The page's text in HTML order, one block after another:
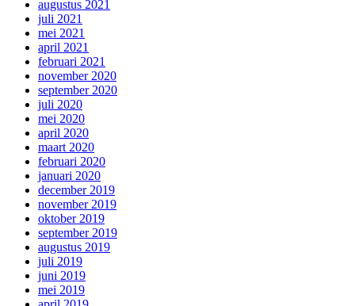
augustus 2021
juli 2021
mei 2021
april 2021
februari 2021
november 2020
september 2020
juli 2020
mei 2020
april 2020
maart 2020
februari 2020
januari 2020
december 2019
november 2019
oktober 2019
september 2019
augustus 2019
juli 2019
juni 2019
mei 2019